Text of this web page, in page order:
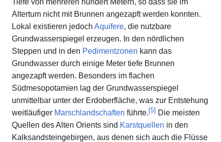
Tiefe von mehreren hundert Metern, so dass sie im
Altertum nicht mit Brunnen angezapft werden konnten.
Lokal existieren jedoch Aquifere, die nutzbare
Grundwasserspiegel erzeugen. In den nördlichen
Steppen und in den Pedimentzonen kann das
Grundwasser durch einige Meter tiefe Brunnen
angezapft werden. Besonders im flachen
Südmesopotamien lag der Grundwasserspiegel
unmittelbar unter der Erdoberfläche, was zur Entstehung
weitläufiger Marschlandschaften führte.[5] Die meisten
Quellen des Alten Orients sind Karstquellen in den
Kalksandsteingebirgen, aus denen sich auch die Flüsse